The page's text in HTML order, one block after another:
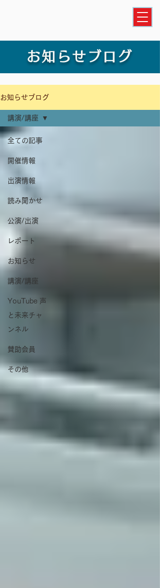
お知らせブログ
お知らせブログ
全ての記事
開催情報
出演情報
読み聞かせ
公演/出演
レポート
お知らせ
講演/講座
YouTube 声
と未来チャ
ンネル
賛助会員
その他
講演/講座